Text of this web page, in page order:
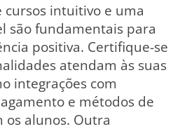
intuitivo e uma
são fundamentais para
positiva. Certifique-se
atendam às suas
integrações com
e métodos de
os alunos. Outra